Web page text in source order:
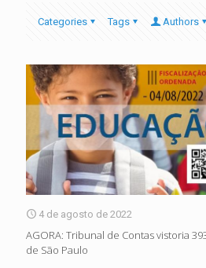
Categories Tags Authors
4 de agosto de 2022
AGORA: Tribunal de Contas vistoria
de São Paulo